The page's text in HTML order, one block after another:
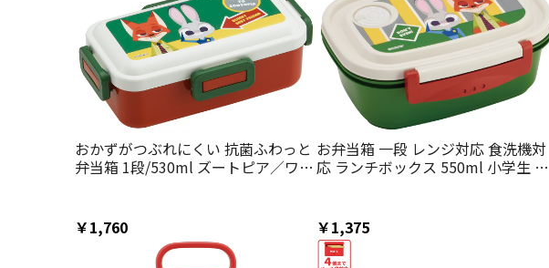
おかずがつぶれにくい 抗菌ふわっと
弁当箱 1段/530ml ズートピア／ワッ
￥1,760
お弁当箱 一段 レンジ対応 食洗機対
応 ランチボックス 550ml 小学生 子
Disney
￥1,375